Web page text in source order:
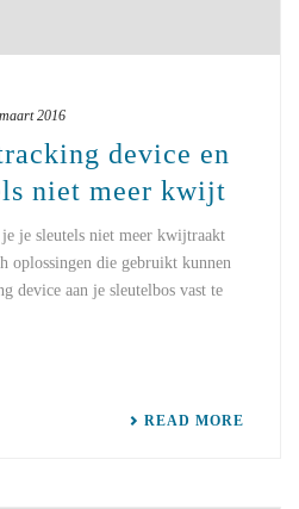
2016
device en
niet meer kwijt
je sleutels niet meer kwijtraakt
oplossingen die gebruikt kunnen
device aan je sleutelbos vast te
READ MORE